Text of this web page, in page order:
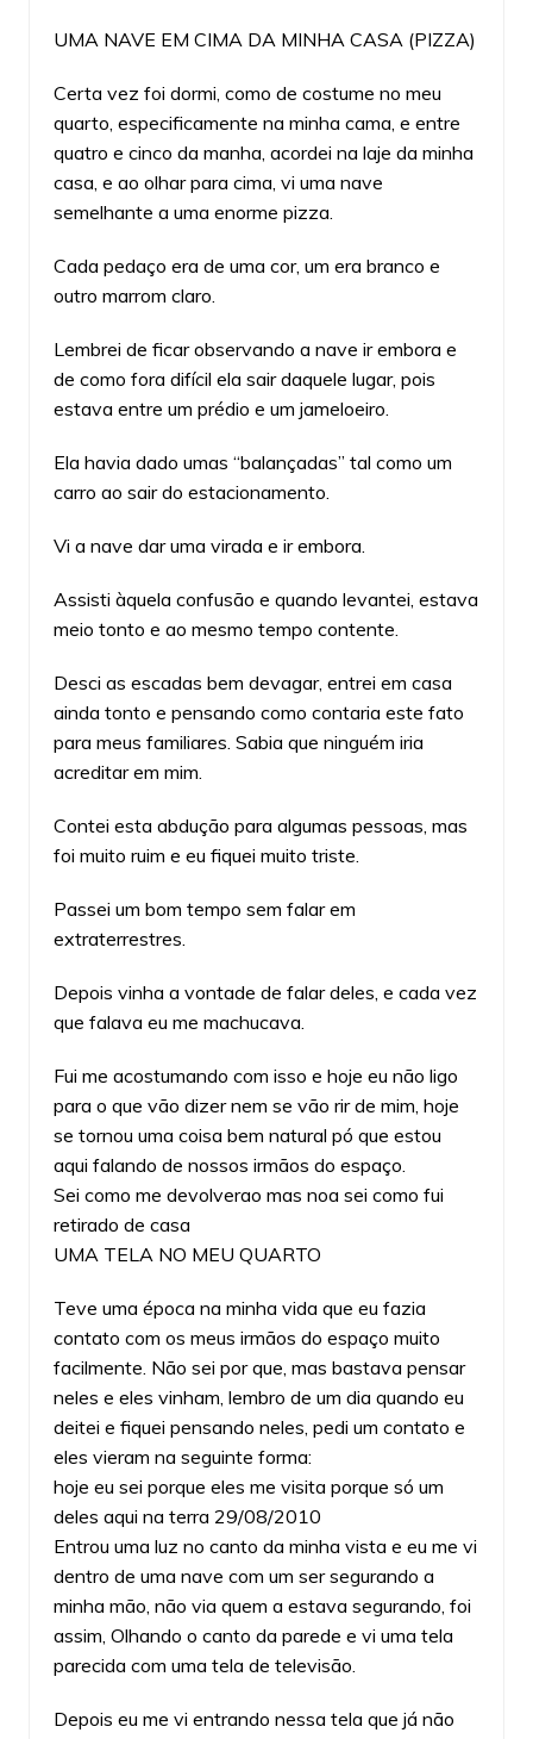
UMA NAVE EM CIMA DA MINHA CASA (PIZZA)
Certa vez foi dormi, como de costume no meu
quarto, especificamente na minha cama, e entre
quatro e cinco da manha, acordei na laje da minha
casa, e ao olhar para cima, vi uma nave
semelhante a uma enorme pizza.
Cada pedaço era de uma cor, um era branco e
outro marrom claro.
Lembrei de ficar observando a nave ir embora e
de como fora difícil ela sair daquele lugar, pois
estava entre um prédio e um jameloeiro.
Ela havia dado umas “balançadas” tal como um
carro ao sair do estacionamento.
Vi a nave dar uma virada e ir embora.
Assisti àquela confusão e quando levantei, estava
meio tonto e ao mesmo tempo contente.
Desci as escadas bem devagar, entrei em casa
ainda tonto e pensando como contaria este fato
para meus familiares. Sabia que ninguém iria
acreditar em mim.
Contei esta abdução para algumas pessoas, mas
foi muito ruim e eu fiquei muito triste.
Passei um bom tempo sem falar em
extraterrestres.
Depois vinha a vontade de falar deles, e cada vez
que falava eu me machucava.
Fui me acostumando com isso e hoje eu não ligo
para o que vão dizer nem se vão rir de mim, hoje
se tornou uma coisa bem natural pó que estou
aqui falando de nossos irmãos do espaço.
Sei como me devolverao mas noa sei como fui
retirado de casa
UMA TELA NO MEU QUARTO
Teve uma época na minha vida que eu fazia
contato com os meus irmãos do espaço muito
facilmente. Não sei por que, mas bastava pensar
neles e eles vinham, lembro de um dia quando eu
deitei e fiquei pensando neles, pedi um contato e
eles vieram na seguinte forma:
hoje eu sei porque eles me visita porque só um
deles aqui na terra 29/08/2010
Entrou uma luz no canto da minha vista e eu me vi
dentro de uma nave com um ser segurando a
minha mão, não via quem a estava segurando, foi
assim, Olhando o canto da parede e vi uma tela
parecida com uma tela de televisão.
Depois eu me vi entrando nessa tela que já não